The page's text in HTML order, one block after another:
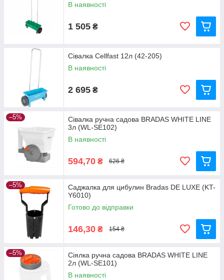
В наявності
1 505 ₴
Сівалка Cellfast 12л (42-205)
В наявності
2 695 ₴
–5%
Сівалка ручна садова BRADAS WHITE LINE
3л (WL-SE102)
В наявності
594,70 ₴ 626 ₴
–5%
Саджалка для цибулин Bradas DE LUXE (KT-
Y6010)
Готово до відправки
146,30 ₴ 154 ₴
–5%
Сіялка ручна садова BRADAS WHITE LINE
2л (WL-SE101)
В наявності